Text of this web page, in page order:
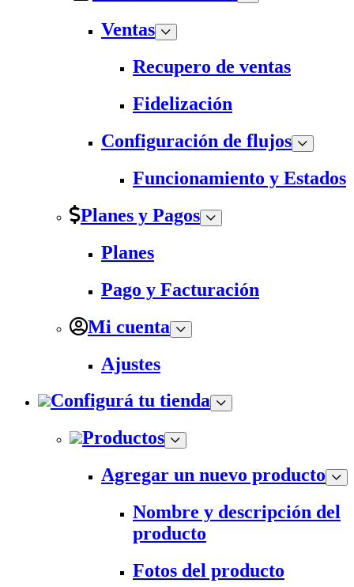
Ventas
Recupero de ventas
Fidelización
Configuración de flujos
Funcionamiento y Estados
Planes y Pagos
Planes
Pago y Facturación
Mi cuenta
Ajustes
Configurá tu tienda
Productos
Agregar un nuevo producto
Nombre y descripción del
producto
Fotos del producto